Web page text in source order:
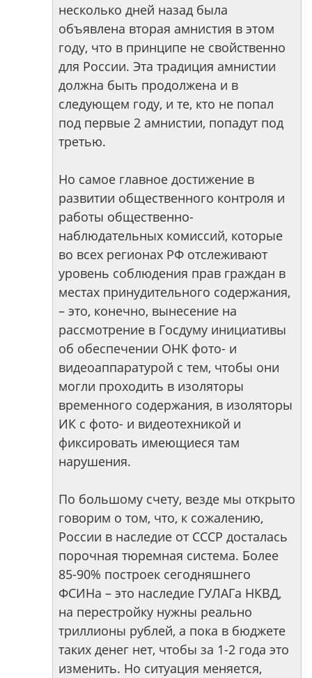
несколько дней назад была
объявлена вторая амнистия в этом
году, что в принципе не свойственно
для России. Эта традиция амнистии
должна быть продолжена и в
следующем году, и те, кто не попал
под первые 2 амнистии, попадут под
третью.
Но самое главное достижение в
развитии общественного контроля и
работы общественно-
наблюдательных комиссий, которые
во всех регионах РФ отслеживают
уровень соблюдения прав граждан в
местах принудительного содержания,
– это, конечно, вынесение на
рассмотрение в Госдуму инициативы
об обеспечении ОНК фото- и
видеоаппаратурой с тем, чтобы они
могли проходить в изоляторы
временного содержания, в изоляторы
ИК с фото- и видеотехникой и
фиксировать имеющиеся там
нарушения.
По большому счету, везде мы открыто
говорим о том, что, к сожалению,
России в наследие от СССР досталась
порочная тюремная система. Более
85-90% построек сегодняшнего
ФСИНа – это наследие ГУЛАГа НКВД,
на перестройку нужны реально
триллионы рублей, а пока в бюджете
таких денег нет, чтобы за 1-2 года это
изменить. Но ситуация меняется,